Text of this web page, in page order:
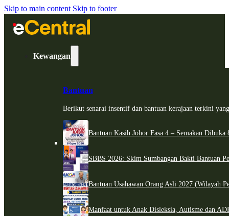
Skip to main content Skip to footer
Kewangan
Bantuan
Berikut senarai insentif dan bantuan kerajaan terkini
Bantuan Kasih Johor Fasa 4 – Semakan
SBBS 2026: Skim Sumbangan Bakti Bantuan
Bantuan Usahawan Orang Asli 2027 (Wilayah
Manfaat untuk Anak Disleksia, Autisme dan